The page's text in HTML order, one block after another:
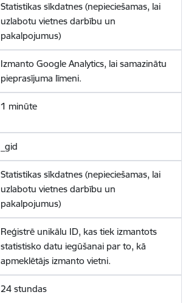
Statistikas sīkdatnes (nepieciešamas, lai
uzlabotu vietnes darbību un
pakalpojumus)
Izmanto Google Analytics, lai samazinātu
pieprasījuma līmeni.
1 minūte
_gid
Statistikas sīkdatnes (nepieciešamas, lai
uzlabotu vietnes darbību un
pakalpojumus)
Reģistrē unikālu ID, kas tiek izmantots
statistisko datu iegūšanai par to, kā
apmeklētājs izmanto vietni.
24 stundas